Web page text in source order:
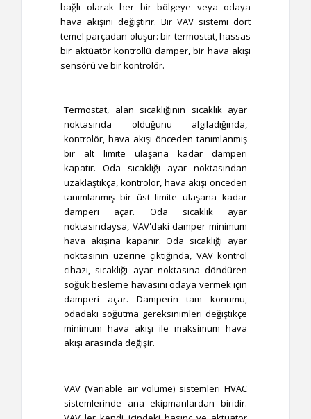
bağlı olarak her bir bölgeye veya odaya
hava akışını değiştirir. Bir VAV sistemi dört
temel parçadan oluşur: bir termostat, hassas
bir aktüatör kontrollü damper, bir hava akışı
sensörü ve bir kontrolör.
Termostat, alan sıcaklığının sıcaklık ayar
noktasında olduğunu algıladığında,
kontrolör, hava akışı önceden tanımlanmış
bir alt limite ulaşana kadar damperi
kapatır. Oda sıcaklığı ayar noktasından
uzaklaştıkça, kontrolör, hava akışı önceden
tanımlanmış bir üst limite ulaşana kadar
damperi açar. Oda sıcaklık ayar
noktasındaysa, VAV'daki damper minimum
hava akışına kapanır. Oda sıcaklığı ayar
noktasının üzerine çıktığında, VAV kontrol
cihazı, sıcaklığı ayar noktasına döndüren
soğuk besleme havasını odaya vermek için
damperi açar. Damperin tam konumu,
odadaki soğutma gereksinimleri değiştikçe
minimum hava akışı ile maksimum hava
akışı arasında değişir.
VAV (Variable air volume) sistemleri HVAC
sistemlerinde ana ekipmanlardan biridir.